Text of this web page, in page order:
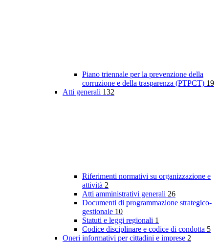
Piano triennale per la prevenzione della
corruzione e della trasparenza (PTPCT) 19
Atti generali 132
Riferimenti normativi su organizzazione e
attività 2
Atti amministrativi generali 26
Documenti di programmazione strategico-
gestionale 10
Statuti e leggi regionali 1
Codice disciplinare e codice di condotta 5
Oneri informativi per cittadini e imprese 2